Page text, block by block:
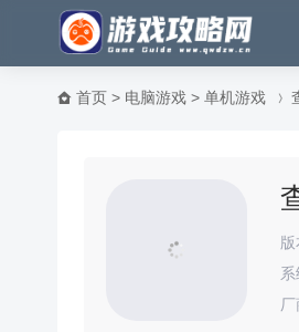
首页 > 电脑游戏 > 单机游戏
版
系
厂